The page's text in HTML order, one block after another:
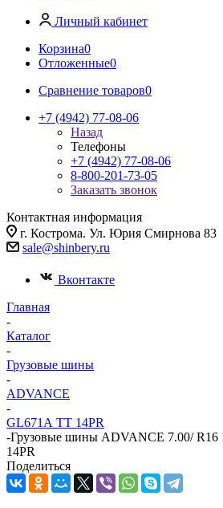
Личный кабинет
Корзина0
Отложенные0
Сравнение товаров0
+7 (4942) 77-08-06
Назад
Телефоны
+7 (4942) 77-08-06
8-800-201-73-05
Заказать звонок
Контактная информация
г. Кострома. Ул. Юрия Смирнова 83
sale@shinbery.ru
Вконтакте
Главная
-
Каталог
-
Грузовые шины
-
ADVANCE
-
GL671А ТТ 14PR
-Грузовые шины ADVANCE 7.00/ R16
14PR
Поделиться